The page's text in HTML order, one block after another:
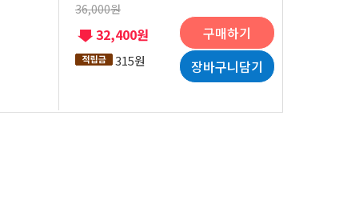
36,000원
32,400원
315원
구매하기
장바구니담기